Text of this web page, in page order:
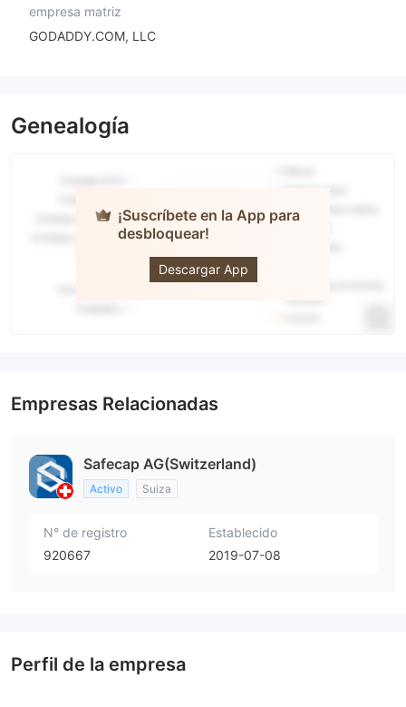
empresa matriz
GODADDY.COM, LLC
Genealogía
¡Suscríbete en la App para
desbloquear!
Descargar App
SAFECAP
Empresas Relacionadas
Safecap AG(Switzerland)
Activo Suiza
N° de registro
920667
Establecido
2019-07-08
Perfil de la empresa